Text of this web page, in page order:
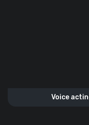
Voice